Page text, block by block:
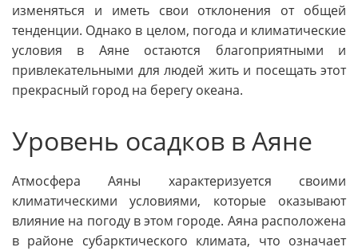
изменяться и иметь свои отклонения от общей
тенденции. Однако в целом, погода и климатические
условия в Аяне остаются благоприятными и
привлекательными для людей жить и посещать этот
прекрасный город на берегу океана.
Уровень осадков в Аяне
Атмосфера Аяны характеризуется своими
климатическими условиями, которые оказывают
влияние на погоду в этом городе. Аяна расположена
в районе субарктического климата, что означает